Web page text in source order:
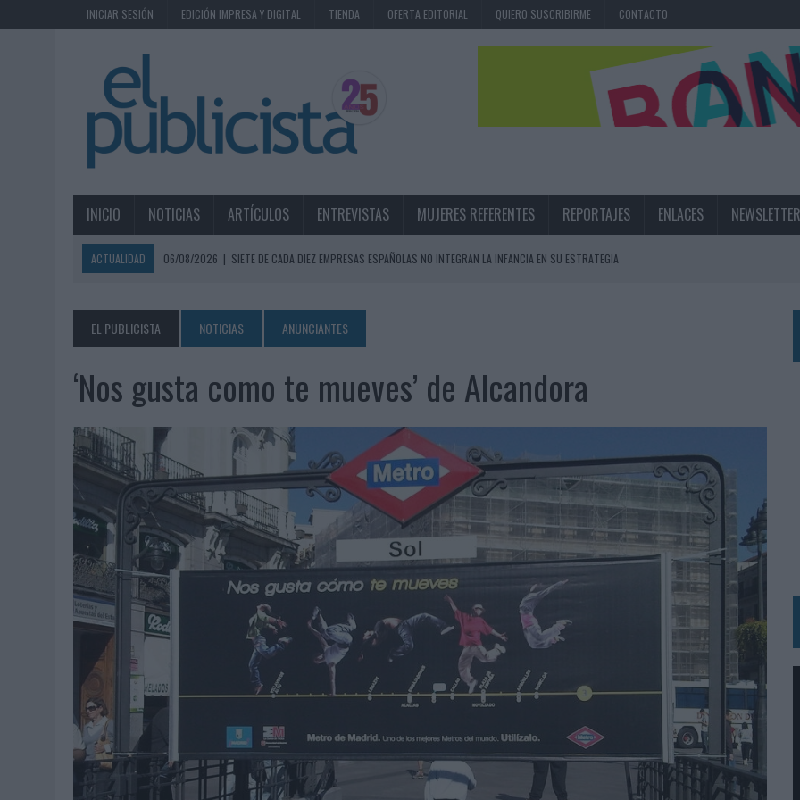
INICIAR SESIÓN EDICIÓN IMPRESA Y DIGITAL TIENDA OFERTA EDITORIAL QUIERO SUSCRIBIRME CONTACTO
INICIO NOTICIAS ARTÍCULOS ENTREVISTAS MUJERES REFERENTES REPORTAJES ENLACES NEWSLETTER
ACTUALIDAD 06/08/2026 | SIETE DE CADA DIEZ EMPRESAS ESPAÑOLAS NO INTEGRAN LA INFANCIA EN SU ESTRATEGIA
06/08/2026 | EL USO DE LA IA GENERATIVA ALCANZA YA AL 62% DE LOS ESPAÑOLES
06/08/2026
SYSTEM1 NOMBRA A KIMBERLY BASTONI COMO NUEVA DIRECTORA COMERCIAL GLOBAL
06/08/2026 | FRIGO Y UNIQLO LANZAN UNA COLECCIÓN PERSONALIZABLE INSPIRADA EN CORNETTO, CALIPPO Y SOLERO
06/08/2026
LA IA ESTÁ SUBIENDO EL LISTÓN DE LA CREATIVIDAD
05/08/2026 | BEON WORLDWIDE LANZA RAÍZ URBANA PARA TRANSFORMAR EL PATRIMONIO HISTÓRICO EN ACTIVOS CULTURALES Y ECONÓMICOS
05/08/2026
|
FABRA COMUNICACIÓN INCORPORA A CASONÁ Y ASUME LA GESTIÓN DE SUS RELACIONES CON LOS MEDIOS
05/08/2026
LOPESAN HOTELS & RESORTS ACERCA EL PARAÍSO CANARIO EN SU ÚLTIMA CAMPAÑA INTERNACIONAL
05/08/2026
LUIS ARQUILLOS (BURGO DE ARIAS): “LA CONSTRUCCIÓN DE MARCA A LARGO PLAZO Y LA MEDICIÓN SON DOS CARAS DE LA MISMA
MONEDA”
04/08/2026 | ‘EL PARAÍSO MÁS CERCA’, DE 22GRADOS PARA LOPESAN HOTELS & RESORTS
04/08/2026 | ‘LA ÚNICA CERVEZA DEL MUNDO QUE SE DISFRUTA DOS VECES’, DE INUSUALY PARA CERVEZA CAPAZ
04/08/2026
‘EL FÚTBOL SIN LAS PERSONAS’, DE DENTSU CREATIVE PARA ORANGE
04/08/2026 | CAPAZ, LA CERVEZA QUE CONVIERTE CADA BOTELLA EN UNA OPORTUNIDAD DE INCLUSIÓN
04/08/2026
BABARIA Y MAXIBON SON ‘EL MATCH PERFECTO DEL VERANO’
04/08/2026 | AUDIBLE REIVINDICA EL PODER TRANSFORMADOR DEL AUDIO EN SU NUEVA CAMPAÑA GLOBAL DE MARCA
03/08/2026
‘VUELVE EL FÚTBOL. VUELVE A SOÑAR’, DE VML PARA MOVISTAR
EL PUBLICISTA NOTICIAS ANUNCIANTES
‘Nos gusta como te mueves’ de Alcandora